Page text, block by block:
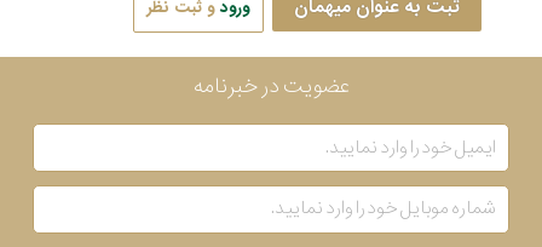
ثبت به عنوان میهمان ورودو ثبت نظر
عضویت در خبرنامه